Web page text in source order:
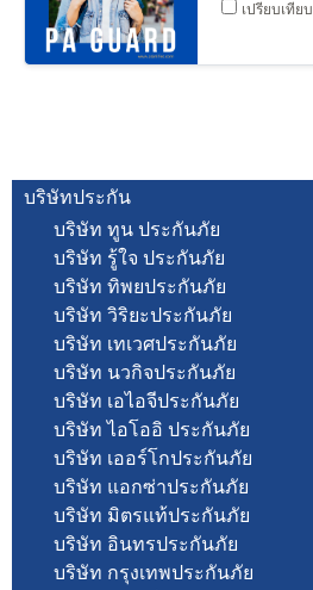
เปรียบเทียบ
บริษัทประกัน
บริษัท ทูน ประกันภัย
บริษัท รู้ใจ ประกันภัย
บริษัท ทิพยประกันภัย
บริษัท วิริยะประกันภัย
บริษัท เทเวศประกันภัย
บริษัท นวกิจประกันภัย
บริษัท เอไอจีประกันภัย
บริษัท ไอโออิ ประกันภัย
บริษัท เออร์โกประกันภัย
บริษัท แอกซ่าประกันภัย
บริษัท มิตรแท้ประกันภัย
บริษัท อินทรประกันภัย
บริษัท กรุงเทพประกันภัย